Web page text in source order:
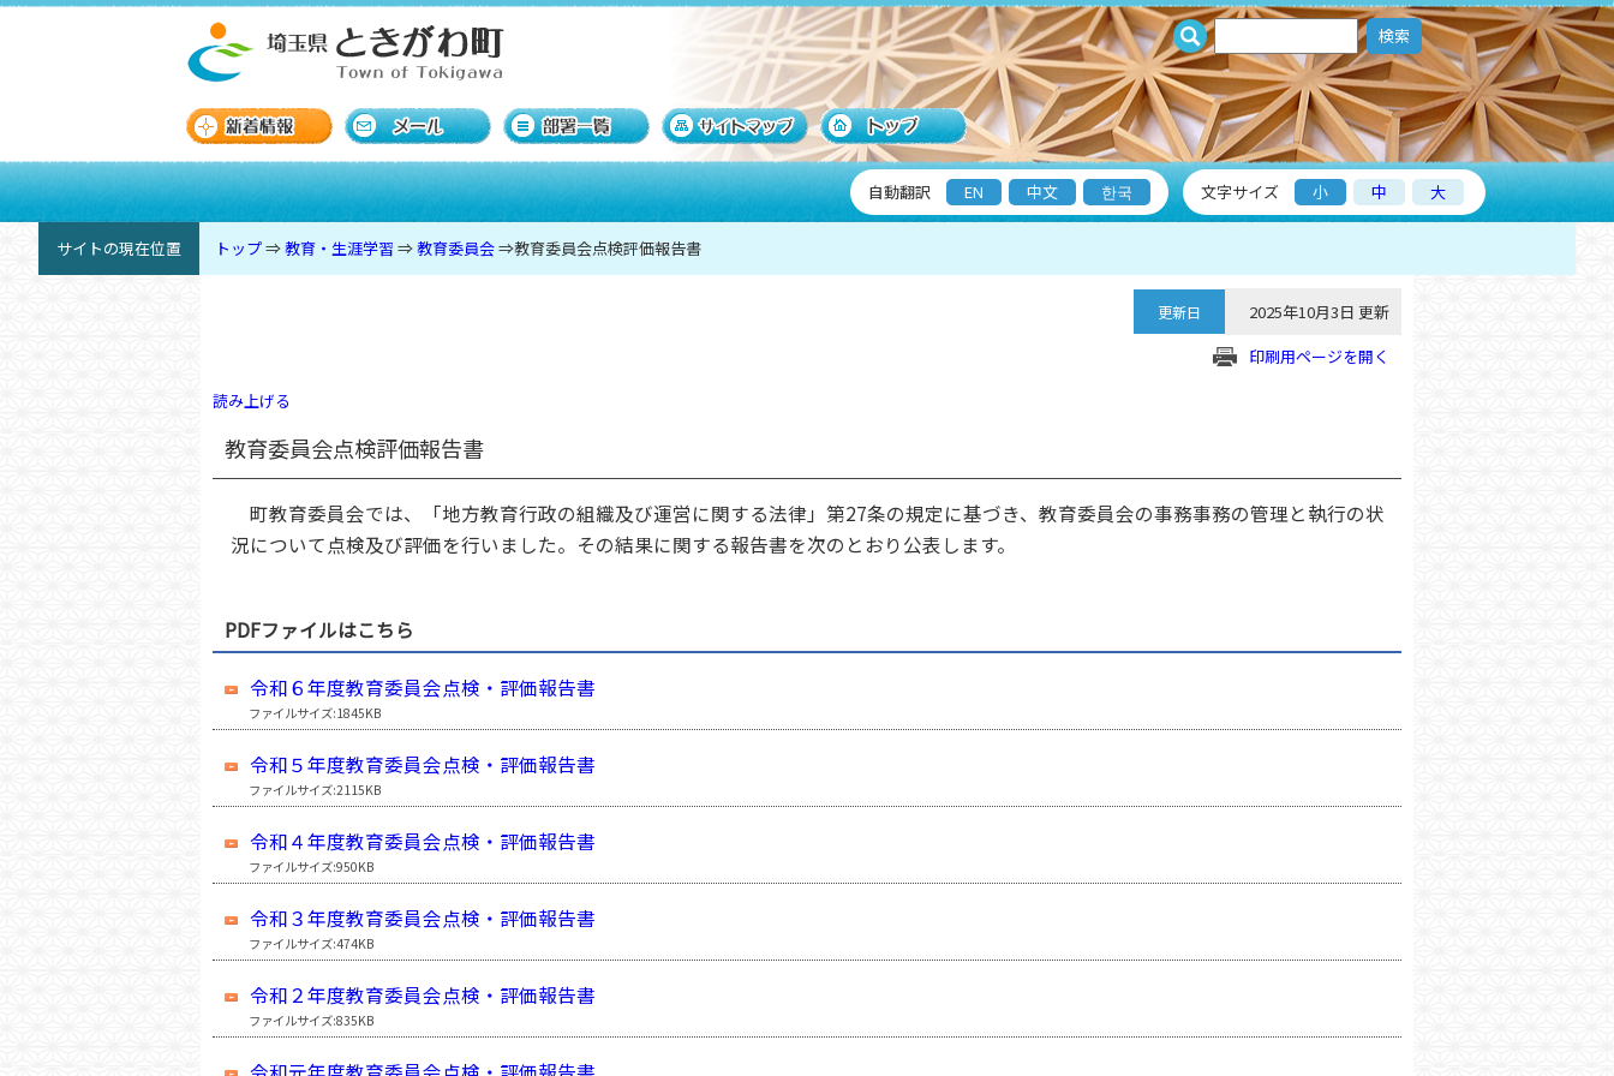
検索
自動翻訳 EN 中文 한국 文字サイズ 小 中 大
サイトの現在位置 トップ⇒教育・生涯学習 ⇒教育委員会⇒教育委員会点検評価報告書
更新日
2025年10月3日 更新
印刷用ページを開く
読み上げる
教育委員会点検評価報告書
町教育委員会では、「地方教育行政の組織及び運営に関する法律」第27条の規定に基づき、教育委員会の事務事務の管理と執行の状
況について点検及び評価を行いました。その結果に関する報告書を次のとおり公表します。
PDFファイルはこちら
令和６年度教育委員会点検・評価報告書
ファイルサイズ:1845KB
令和５年度教育委員会点検・評価報告書
ファイルサイズ:2115KB
令和４年度教育委員会点検・評価報告書
ファイルサイズ:950KB
令和３年度教育委員会点検・評価報告書
ファイルサイズ:474KB
令和２年度教育委員会点検・評価報告書
ファイルサイズ:835KB